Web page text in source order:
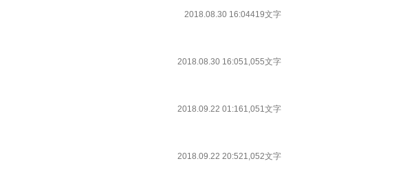
2018.08.30 16:04419文字
2018.08.30 16:051,055文字
2018.09.22 01:161,051文字
2018.09.22 20:521,052文字